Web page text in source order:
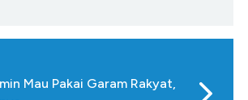
Mau Pakai Garam Rakyat,